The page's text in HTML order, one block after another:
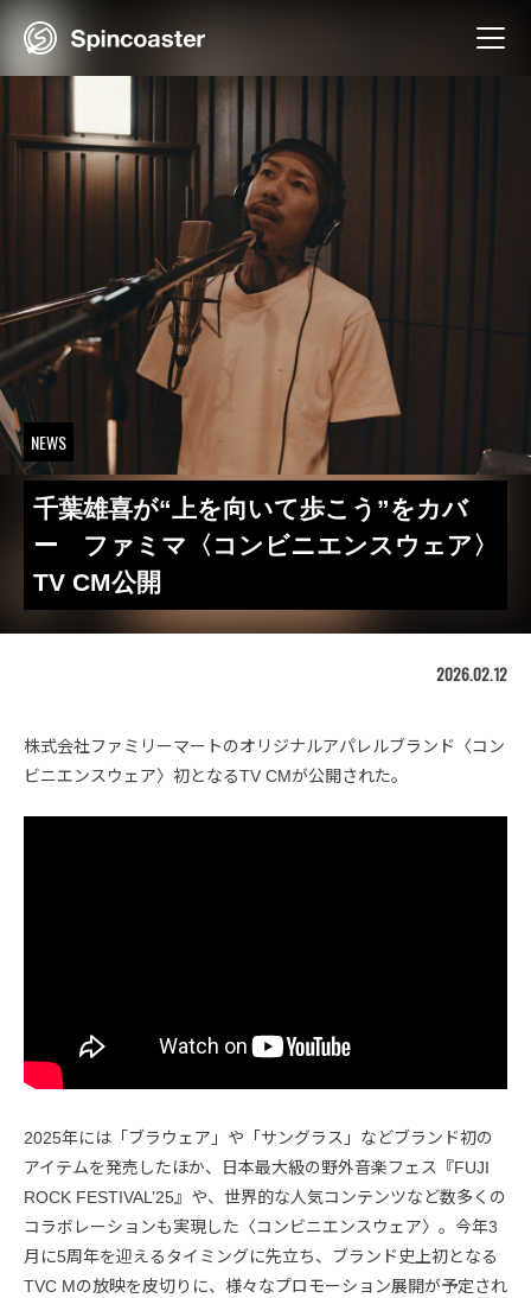
Skip
NEWS
千葉雄喜が“上を向いて歩こう”をカバ
ー ファミマ〈コンビニエンスウェア〉
TV CM公開
2026.02.12
株式会社ファミリーマートのオリジナルアパレルブランド〈コン
ビニエンスウェア〉初となるTV CMが公開された。
2025年には「ブラウェア」や「サングラス」などブランド初の
アイテムを発売したほか、日本最大級の野外音楽フェス『FUJI
ROCK FESTIVAL’25』や、世界的な人気コンテンツなど数多くの
コラボレーションも実現した〈コンビニエンスウェア〉。今年3
月に5周年を迎えるタイミングに先立ち、ブランド史上初となる
TVC Mの放映を皮切りに、様々なプロモーション展開が予定され